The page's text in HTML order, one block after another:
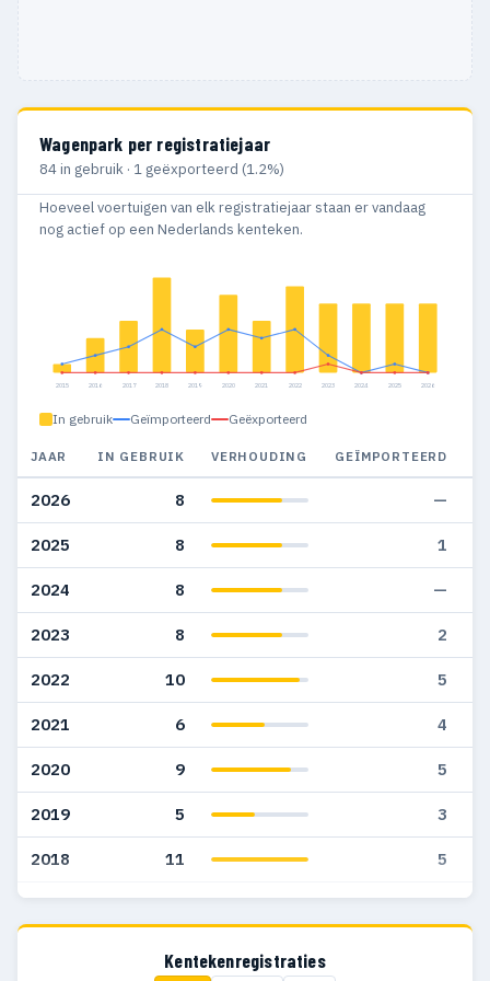
Wagenpark per registratiejaar
84 in gebruik · 1 geëxporteerd (1.2%)
Hoeveel voertuigen van elk registratiejaar staan er vandaag
nog actief op een Nederlands kenteken.
2015 2016 2017 2018 2019 2020 2021 2022 2023 2024 2025 2026
In gebruik Geïmporteerd Geëxporteerd
JAAR IN GEBRUIK VERHOUDING GEÏMPORTEERD
2026 8 —
2025 8 1
2024 8 —
2023 8 2
2022 10 5
2021 6 4
2020 9 5
2019 5 3
2018 11 5
2017 6 3
Kentekenregistraties